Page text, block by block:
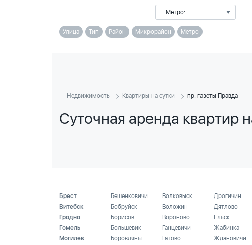
Метро:
Улица Тип Район Микрорайон Метро
Недвижимость Квартиры на сутки пр. газеты Правда
Суточная аренда квартир
Брест
Витебск
Гродно
Гомель
Могилев
Бешенковичи
Бобруйск
Борисов
Большевик
Боровляны
Волковыск
Воложин
Вороново
Ганцевичи
Гатово
Дрогичин
Дятлово
Ельск
Жабинка
Ждановичи